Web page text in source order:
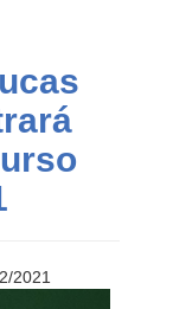
2021